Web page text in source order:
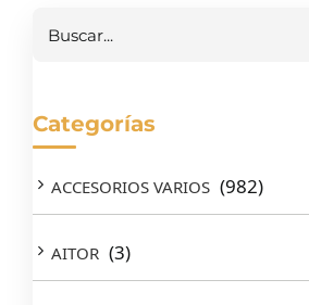
Categorías
ACCESORIOS VARIOS (982)
AITOR (3)